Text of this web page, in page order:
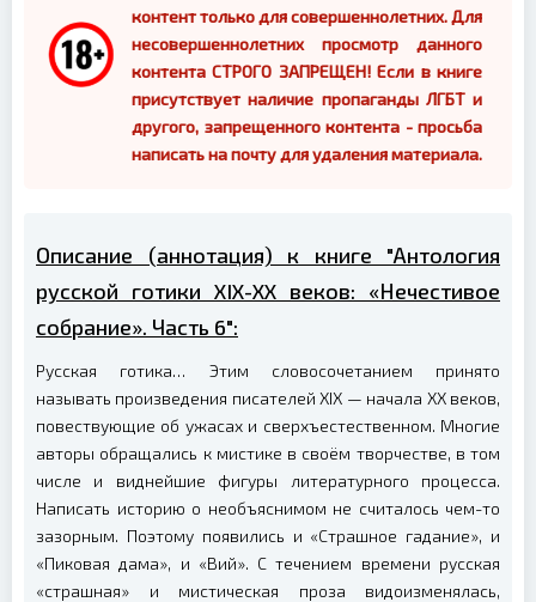
контент только для совершеннолетних. Для
несовершеннолетних просмотр данного
контента СТРОГО ЗАПРЕЩЕН! Если в книге
присутствует наличие пропаганды ЛГБТ и
другого, запрещенного контента - просьба
написать на почту для удаления материала.
Описание (аннотация) к книге "Антология
русской готики XIX-XX веков: «Нечестивое
собрание». Часть 6":
Русская готика… Этим словосочетанием принято
называть произведения писателей XIX — начала XX веков,
повествующие об ужасах и сверхъестественном. Многие
авторы обращались к мистике в своём творчестве, в том
числе и виднейшие фигуры литературного процесса.
Написать историю о необъяснимом не считалось чем-то
зазорным. Поэтому появились и «Страшное гадание», и
«Пиковая дама», и «Вий». С течением времени русская
«страшная» и мистическая проза видоизменялась,